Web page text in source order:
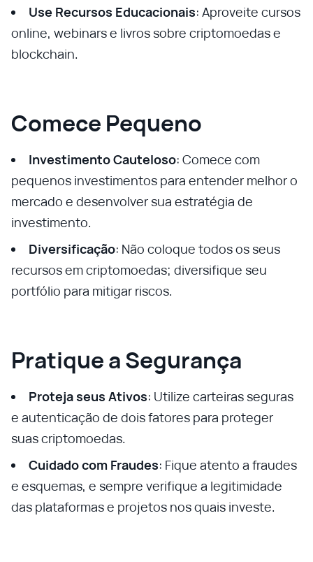
Use Recursos Educacionais: Aproveite cursos
online, webinars e livros sobre criptomoedas e
blockchain.
Comece Pequeno
Investimento Cauteloso: Comece com
pequenos investimentos para entender melhor o
mercado e desenvolver sua estratégia de
investimento.
Diversificação: Não coloque todos os seus
recursos em criptomoedas; diversifique seu
portfólio para mitigar riscos.
Pratique a Segurança
Proteja seus Ativos: Utilize carteiras seguras
e autenticação de dois fatores para proteger
suas criptomoedas.
Cuidado com Fraudes: Fique atento a fraudes
e esquemas, e sempre verifique a legitimidade
das plataformas e projetos nos quais investe.